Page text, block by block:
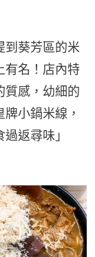
到葵芳區的米
有名！店內特
質感，幼細的
小鍋米線，
返尋味」